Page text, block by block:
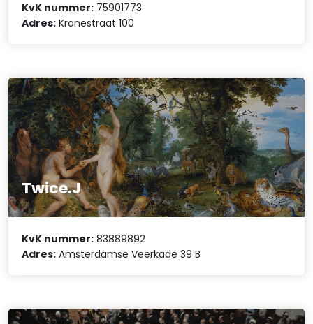
KvK nummer: 75901773
Adres: Kranestraat 100
Twice.J
KvK nummer: 83889892
Adres: Amsterdamse Veerkade 39 B